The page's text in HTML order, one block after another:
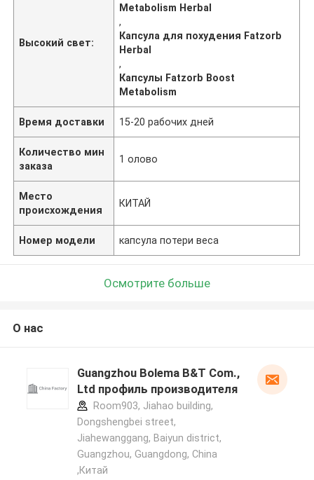
Высокий свет:
Metabolism Herbal
,
Капсула для похудения Fatzorb
Herbal
,
Капсулы Fatzorb Boost
Metabolism
Время доставки 15-20 рабочих дней
Количество мин
заказа
1 олово
Место
происхождения
КИТАЙ
Номер модели капсула потери веса
Осмотрите больше
О нас
Guangzhou Bolema B&T Com.,
Ltd профиль производителя
Room903, Jiahao building,
Dongshengbei street,
Jiahewanggang, Baiyun district,
Guangzhou, Guangdong, China
,Китай